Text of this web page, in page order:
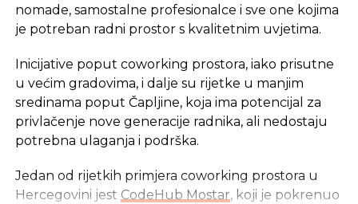
nomade, samostalne profesionalce i sve one kojima
je potreban radni prostor s kvalitetnim uvjetima.
Inicijative poput coworking prostora, iako prisutne
u većim gradovima, i dalje su rijetke u manjim
sredinama poput Čapljine, koja ima potencijal za
privlačenje nove generacije radnika, ali nedostaju
potrebna ulaganja i podrška.
Jedan od rijetkih primjera coworking prostora u
Hercegovini jest CodeHub Mostar, koji je pokrenuo